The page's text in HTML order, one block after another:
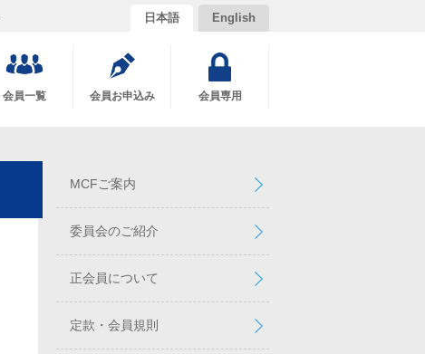
日本語 English
会員一覧 会員お申込み 会員専用
MCFご案内
委員会のご紹介
正会員について
定款・会員規則